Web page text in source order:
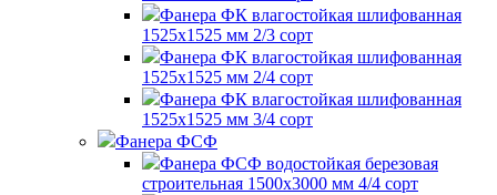
Фанера ФК влагостойкая шлифованная
1525х1525 мм 2/3 сорт
Фанера ФК влагостойкая шлифованная
1525х1525 мм 2/4 сорт
Фанера ФК влагостойкая шлифованная
1525х1525 мм 3/4 сорт
Фанера ФСФ
Фанера ФСФ водостойкая березовая
строительная 1500х3000 мм 4/4 сорт